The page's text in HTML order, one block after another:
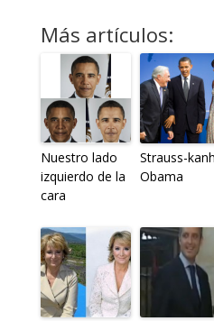
Más artículos:
Nuestro lado
izquierdo de la
cara
Strauss-
Obama